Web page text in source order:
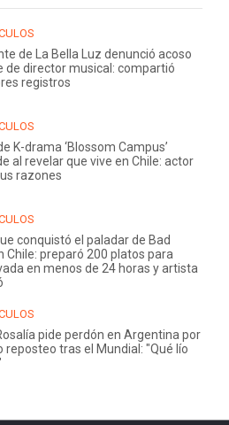
de La Bella Luz denunció acoso
de director musical: compartió
registros
K-drama ‘Blossom Campus’
al revelar que vive en Chile: actor
razones
conquistó el paladar de Bad
Chile: preparó 200 platos para
en menos de 24 horas y artista
pide perdón en Argentina por
reposteo tras el Mundial: "Qué lío